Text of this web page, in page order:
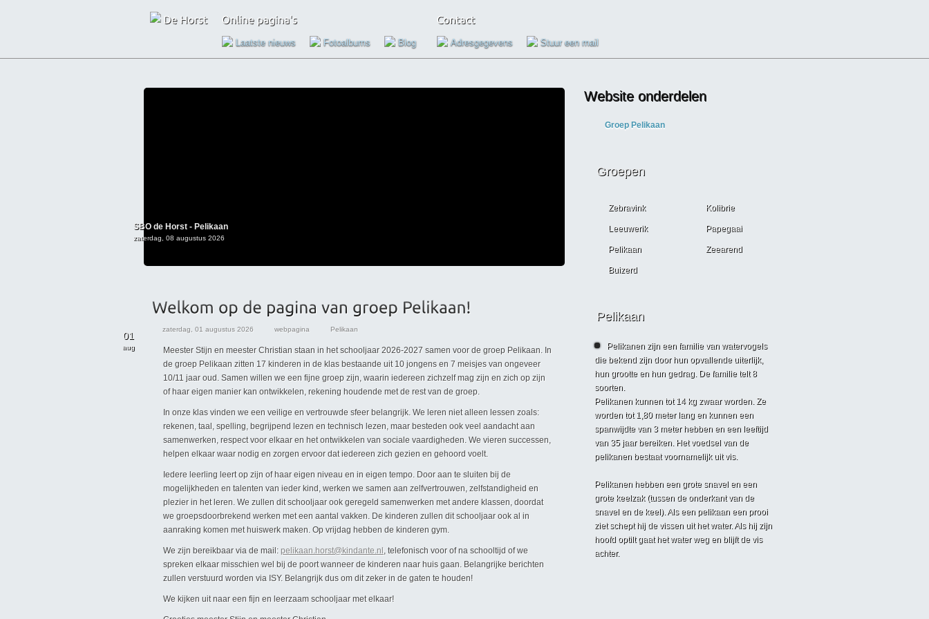
Laatste nieuws Fotoalbums Blog Adresgegevens Stuur een mail
SBO de Horst - Pelikaan
zaterdag, 08 augustus 2026
01
aug
zaterdag, 01 augustus 2026 webpagina Pelikaan
Meester Stijn en meester Christian staan in het schooljaar 2026-2027 samen voor de groep Pelikaan. In
de groep Pelikaan zitten 17 kinderen in de klas bestaande uit 10 jongens en 7 meisjes van ongeveer
10/11 jaar oud. Samen willen we een fijne groep zijn, waarin iedereen zichzelf mag zijn en zich op zijn
of haar eigen manier kan ontwikkelen, rekening houdende met de rest van de groep.
In onze klas vinden we een veilige en vertrouwde sfeer belangrijk. We leren niet alleen lessen zoals:
rekenen, taal, spelling, begrijpend lezen en technisch lezen, maar besteden ook veel aandacht aan
samenwerken, respect voor elkaar en het ontwikkelen van sociale vaardigheden. We vieren successen,
helpen elkaar waar nodig en zorgen ervoor dat iedereen zich gezien en gehoord voelt.
Iedere leerling leert op zijn of haar eigen niveau en in eigen tempo. Door aan te sluiten bij de
mogelijkheden en talenten van ieder kind, werken we samen aan zelfvertrouwen, zelfstandigheid en
plezier in het leren. We zullen dit schooljaar ook geregeld samenwerken met andere klassen, doordat
we groepsdoorbrekend werken met een aantal vakken. De kinderen zullen dit schooljaar ook al in
aanraking komen met huiswerk maken. Op vrijdag hebben de kinderen gym.
We zijn bereikbaar via de mail: pelikaan.horst@kindante.nl , telefonisch voor of na schooltijd of we
spreken elkaar misschien wel bij de poort wanneer de kinderen naar huis gaan. Belangrijke berichten
zullen verstuurd worden via ISY. Belangrijk dus om dit zeker in de gaten te houden!
We kijken uit naar een fijn en leerzaam schooljaar met elkaar!
Website onderdelen
Groep Pelikaan
Groepen
Zebravink Kolibrie
Leeuwerik Papegaai
Pelikaan Zeearend
Buizerd
Pelikaan
Pelikanen zijn een familie van watervogels
die bekend zijn door hun opvallende uiterlijk,
hun grootte en hun gedrag. De familie telt 8
soorten.
Pelikanen kunnen tot 14 kg zwaar worden. Ze
worden tot 1,80 meter lang en kunnen een
spanwijdte van 3 meter hebben en een leeftijd
van 35 jaar bereiken. Het voedsel van de
pelikanen bestaat voornamelijk uit vis.
Pelikanen hebben een grote snavel en een
grote keelzak (tussen de onderkant van de
snavel en de keel). Als een pelikaan een prooi
ziet schept hij de vissen uit het water. Als hij zijn
hoofd optilt gaat het water weg en blijft de vis
achter.